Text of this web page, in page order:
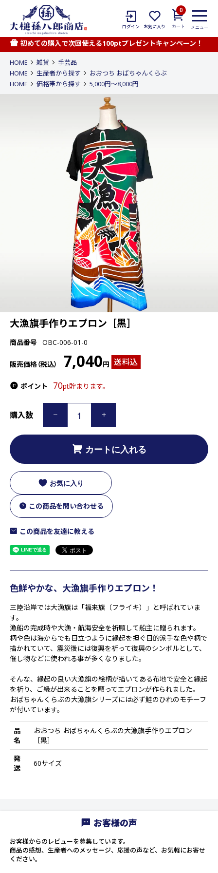
ログイン お気に入り
0
カート メニュー
初めての購入で次回使える100ptプレゼントキャンペーン！
HOME 雑貨
手芸品
HOME
生産者から探す
おおつち おばちゃんくらぶ
HOME
価格帯から探す 5,000円〜8,000円
大漁旗手作りエプロン［黒］
商品番号 OBC-006-01-0
販売価格（税込） 7,040円 送料込
ポイント 70pt貯まります。
購入数
カートに入れる
お気に入り
この商品を問い合わせる
この商品を友達に教える
色鮮やかな、大漁旗手作りエプロン！
三陸沿岸では大漁旗は「福来旗（フライキ）」と呼ばれていま
す。
漁船の完成時や大漁・航海安全を祈願して船主に贈られます。
柄や色は海からでも目立つように縁起を担ぐ目的派手な色や柄で
描かれていて、震災後には復興を祈って復興のシンボルとして、
催し物などに使われる事が多くなりました。
そんな、縁起の良い大漁旗の絵柄が描いてある布地で安全と縁起
を祈り、ご縁が出来ることを願ってエプロンが作られました。
おばちゃんくらぶの大漁旗シリーズには必ず鮭のひれのモチーフ
が付いています。
品
名
おおつち おばちゃんくらぶの大漁旗手作りエプロン
［黒］
発
送
60サイズ
お客様の声
お客様からのレビューを募集しています。
商品の感想、生産者へのメッセージ、応援の声など、お気軽にお寄せ
ください。